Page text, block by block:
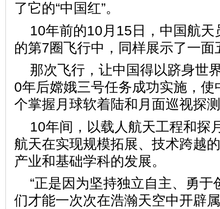
了它的“中国红”。
10年前的10月15日，中国航天
的第7圈飞行中，同样展示了一面
那次飞行，让中国得以跻身世
0年后嫦娥三号任务成功实施，
个掌握月球软着陆和月面巡视探
10年间，以载人航天工程和探
航天在实现规模拓展、技术跨越
产业和基础学科的发展。
“正是因为坚持独立自主、勇
们才能一次次在浩瀚天空中开辟